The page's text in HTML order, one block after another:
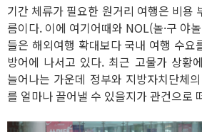
기간 체류가 필요한 원거리 여행은 비용
름이다. 이에 여기어때와 NOL(놀·구 야
들은 해외여행 확대보다 국내 여행 수요
방어에 나서고 있다. 최근 고물가 상황
늘어나는 가운데 정부와 지방자치단체
를 얼마나 끌어낼 수 있을지가 관건으로